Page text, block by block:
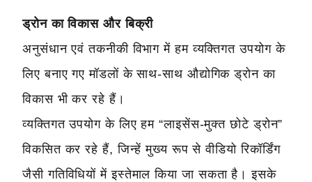
ड्रोन का विकास और बिक्री
अनुसंधान एवं तकनीकी विभाग में हम व्यक्तिगत उपयोग के
लिए बनाए गए मॉडलों के साथ-साथ औद्योगिक ड्रोन का
विकास भी कर रहे हैं।
व्यक्तिगत उपयोग के लिए हम “लाइसेंस-मुक्त छोटे ड्रोन”
विकसित कर रहे हैं, जिन्हें मुख्य रूप से वीडियो रिकॉर्डिंग
जैसी गतिविधियों में इस्तेमाल किया जा सकता है। इसके